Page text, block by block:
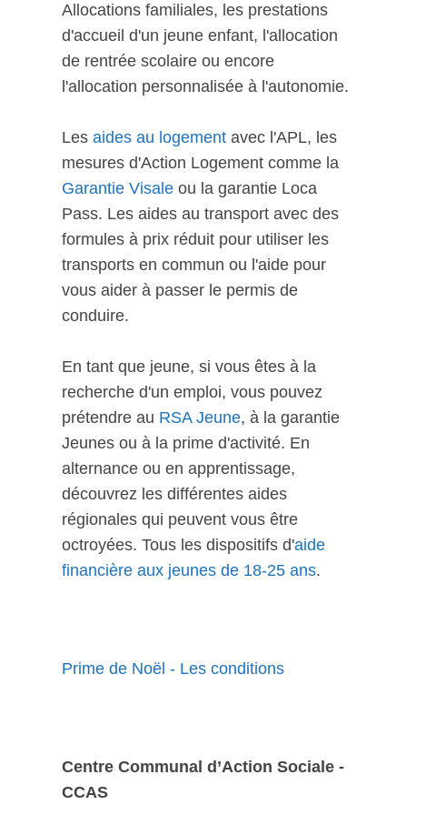
Allocations familiales, les prestations
d'accueil d'un jeune enfant, l'allocation
de rentrée scolaire ou encore
l'allocation personnalisée à l'autonomie.
Les aides au logement avec l'APL, les
mesures d'Action Logement comme la
Garantie Visale ou la garantie Loca
Pass. Les aides au transport avec des
formules à prix réduit pour utiliser les
transports en commun ou l'aide pour
vous aider à passer le permis de
conduire.
En tant que jeune, si vous êtes à la
recherche d'un emploi, vous pouvez
prétendre au RSA Jeune, à la garantie
Jeunes ou à la prime d'activité. En
alternance ou en apprentissage,
découvrez les différentes aides
régionales qui peuvent vous être
octroyées. Tous les dispositifs d'aide
financière aux jeunes de 18-25 ans.
Prime de Noël - Les conditions
Centre Communal d’Action Sociale -
CCAS